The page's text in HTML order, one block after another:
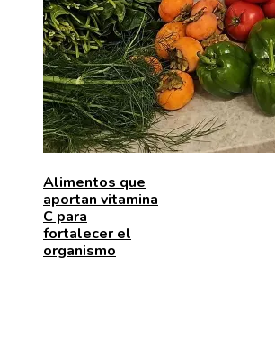
Alimentos que
aportan vitamina
C para
fortalecer el
organismo